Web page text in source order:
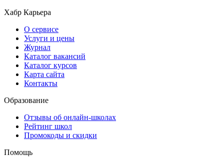
Хабр Карьера
О сервисе
Услуги и цены
Журнал
Каталог вакансий
Каталог курсов
Карта сайта
Контакты
Образование
Отзывы об онлайн-школах
Рейтинг школ
Промокоды и скидки
Помощь